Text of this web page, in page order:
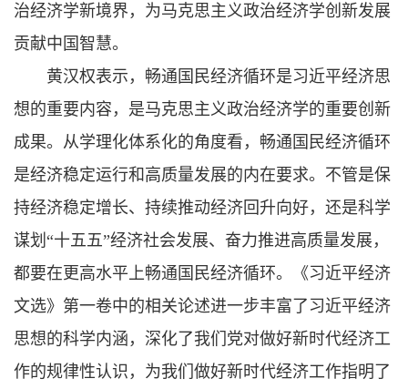
治经济学新境界，为马克思主义政治经济学创新发展
贡献中国智慧。
黄汉权表示，畅通国民经济循环是习近平经济思
想的重要内容，是马克思主义政治经济学的重要创新
成果。从学理化体系化的角度看，畅通国民经济循环
是经济稳定运行和高质量发展的内在要求。不管是保
持经济稳定增长、持续推动经济回升向好，还是科学
谋划“十五五”经济社会发展、奋力推进高质量发展，
都要在更高水平上畅通国民经济循环。《习近平经济
文选》第一卷中的相关论述进一步丰富了习近平经济
思想的科学内涵，深化了我们党对做好新时代经济工
作的规律性认识，为我们做好新时代经济工作指明了